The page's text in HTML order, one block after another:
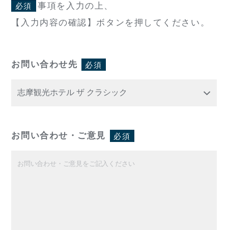
必須
事項を入力の上、
【入力内容の確認】ボタンを押してください。
お問い合わせ先 必須
お問い合わせ・ご意見 必須